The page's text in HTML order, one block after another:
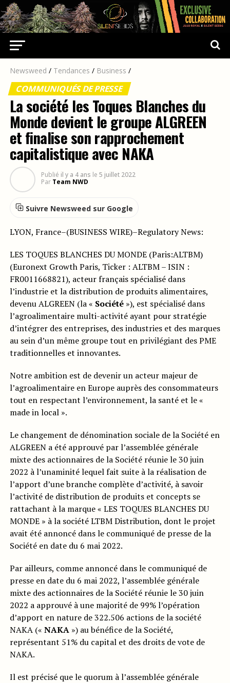
Newsweed / Tendances / Business /
COMMUNIQUÉS DE PRESSE
La société les Toques Blanches du
Monde devient le groupe ALGREEN
et finalise son rapprochement
capitalistique avec NAKA
Publié il y a 4 ans le 5 juillet 2022
Par Team NWD
Suivre Newsweed sur Google
LYON, France–(BUSINESS WIRE)–Regulatory News:
LES TOQUES BLANCHES DU MONDE (Paris:ALTBM)
(Euronext Growth Paris, Ticker : ALTBM – ISIN :
FR0011668821), acteur français spécialisé dans
l’industrie et la distribution de produits alimentaires,
devenu ALGREEN (la « Société»), est spécialisé dans
l’agroalimentaire multi-activité ayant pour stratégie
d’intégrer des entreprises, des industries et des marques
au sein d’un même groupe tout en privilégiant des PME
traditionnelles et innovantes.
Notre ambition est de devenir un acteur majeur de
l’agroalimentaire en Europe auprès des consommateurs
tout en respectant l’environnement, la santé et le «
made in local ».
Le changement de dénomination sociale de la Société en
ALGREEN a été approuvé par l’assemblée générale
mixte des actionnaires de la Société réunie le 30 juin
2022 à l’unaminité lequel fait suite à la réalisation de
l’apport d’une branche complète d’activité, à savoir
l’activité de distribution de produits et concepts se
rattachant à la marque « LES TOQUES BLANCHES DU
MONDE » à la société LTBM Distribution, dont le projet
avait été annoncé dans le communiqué de presse de la
Société en date du 6 mai 2022.
Par ailleurs, comme annoncé dans le communiqué de
presse en date du 6 mai 2022, l’assemblée générale
mixte des actionnaires de la Société réunie le 30 juin
2022 a approuvé à une majorité de 99% l’opération
d’apport en nature de 322.506 actions de la société
NAKA (« NAKA») au bénéfice de la Société,
représentant 51% du capital et des droits de vote de
NAKA.
Il est précisé que le quorum à l’assemblée générale